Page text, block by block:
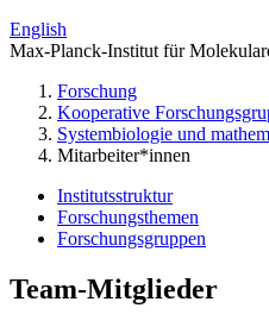
English
Max-Planck-Institut für
Forschung
Kooperative
Systembiologie und
Mitarbeiter*innen
Institutsstruktur
Forschungsthemen
Forschungsgruppen
Team-Mitglieder